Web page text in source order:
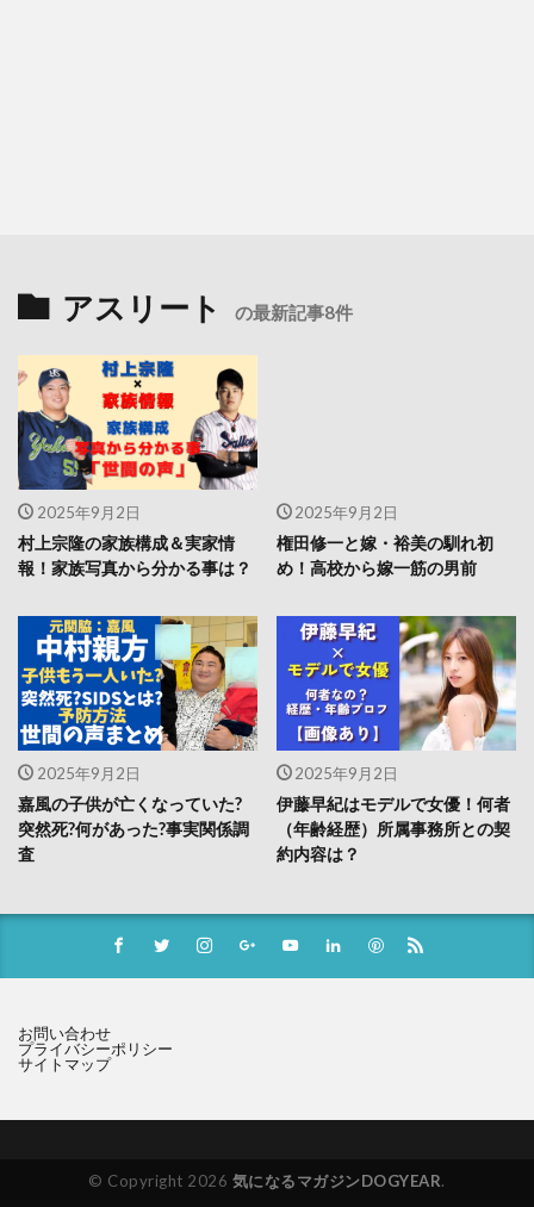
アスリート の最新記事8件
2025年9月2日
村上宗隆の家族構成＆実家情
報！家族写真から分かる事は？
2025年9月2日
権田修一と嫁・裕美の馴れ初
め！高校から嫁一筋の男前
2025年9月2日
嘉風の子供が亡くなっていた?
突然死?何があった?事実関係調
査
2025年9月2日
伊藤早紀はモデルで女優！何者
（年齢経歴）所属事務所との契
約内容は？
お問い合わせ
プライバシーポリシー
サイトマップ
© Copyright 2026 気になるマガジンDOGYEAR.